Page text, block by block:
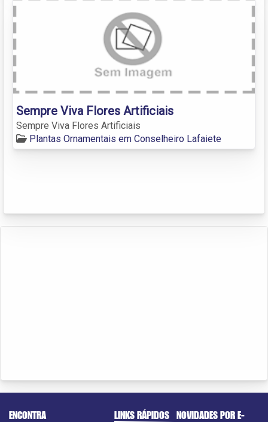
Sempre Viva Flores Artificiais
Sempre Viva Flores Artificiais
Plantas Ornamentais em Conselheiro Lafaiete
ENCONTRA
LINKS RÁPIDOS NOVIDADES POR E-